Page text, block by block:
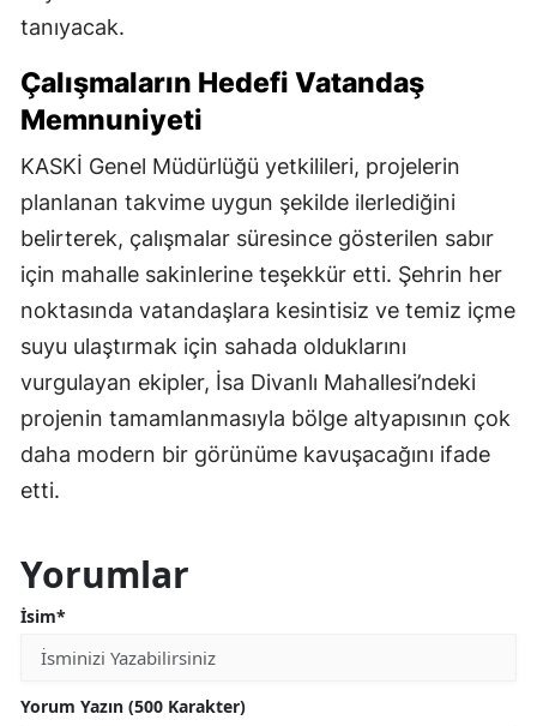
tanıyacak.
Çalışmaların Hedefi Vatandaş
Memnuniyeti
KASKİ Genel Müdürlüğü yetkilileri, projelerin
planlanan takvime uygun şekilde ilerlediğini
belirterek, çalışmalar süresince gösterilen sabır
için mahalle sakinlerine teşekkür etti. Şehrin her
noktasında vatandaşlara kesintisiz ve temiz içme
suyu ulaştırmak için sahada olduklarını
vurgulayan ekipler, İsa Divanlı Mahallesi’ndeki
projenin tamamlanmasıyla bölge altyapısının çok
daha modern bir görünüme kavuşacağını ifade
etti.
Yorumlar
İsim*
Yorum Yazın (500 Karakter)